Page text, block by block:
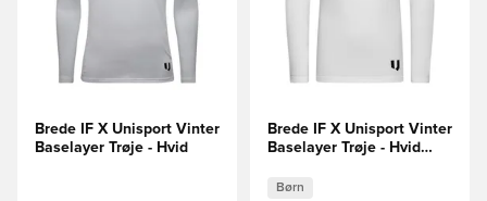
Brede IF X Unisport Vinter
Baselayer Trøje - Hvid
Brede IF X Unisport Vinter
Baselayer Trøje - Hvid
Børn